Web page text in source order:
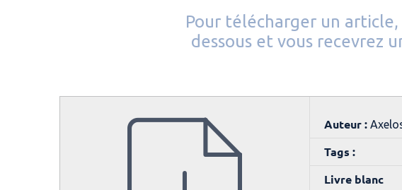
Pour télécharger un
dessous et vous recevrez
Auteur :
Tags :
Livre blanc